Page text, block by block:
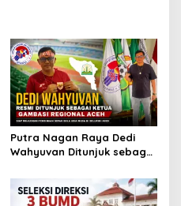
Putra Nagan Raya Dedi
Wahyuvan Ditunjuk sebagai
Aceh